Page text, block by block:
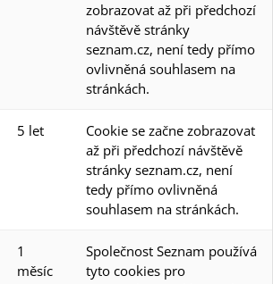
zobrazovat až při předchozí
návštěvě stránky
seznam.cz, není tedy přímo
ovlivněná souhlasem na
stránkách.
5 let
Cookie se začne zobrazovat
až při předchozí návštěvě
stránky seznam.cz, není
tedy přímo ovlivněná
souhlasem na stránkách.
1
měsíc
Společnost Seznam používá
tyto cookies pro